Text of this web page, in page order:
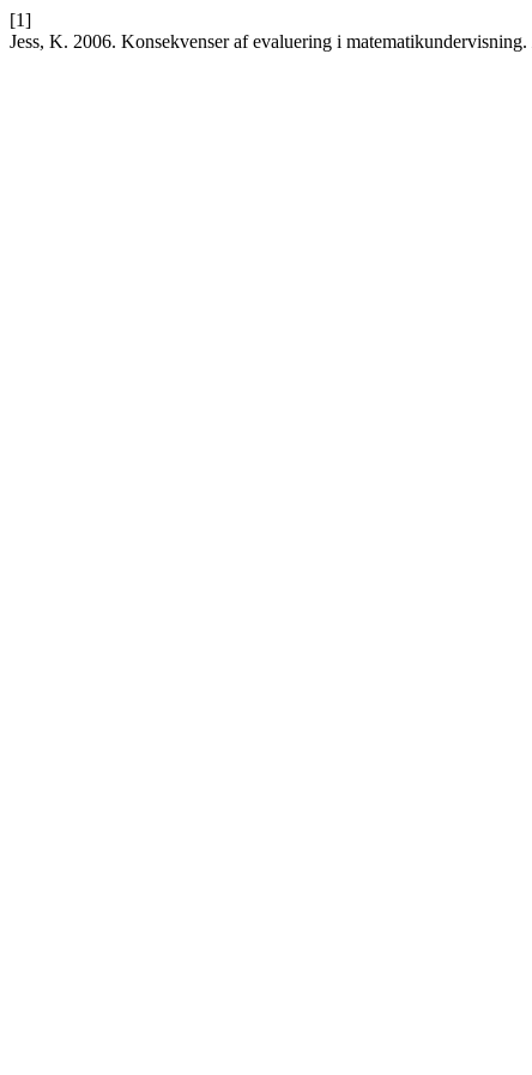
[1]
Jess, K. 2006. Konsekvenser af evaluering i matematikundervisning.